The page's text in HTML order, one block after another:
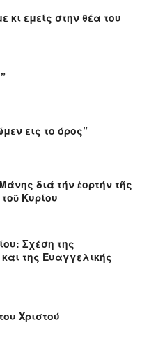
κι εμείς στην θέα του
εις το όρος”
διά τήν ἑορτήν τῆς
Κυρίου
Σχέση της
της Ευαγγελικής
Χριστού